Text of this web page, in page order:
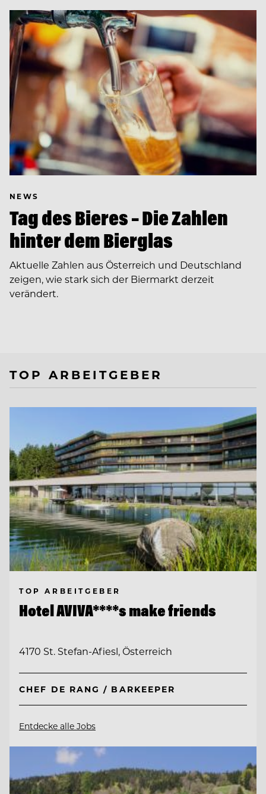
NEWS
Tag des Bieres – Die Zahlen
hinter dem Bierglas
Aktuelle Zahlen aus Österreich und Deutschland
zeigen, wie stark sich der Biermarkt derzeit
verändert.
TOP ARBEITGEBER
TOP ARBEITGEBER
Hotel AVIVA****s make friends
4170 St. Stefan-Afiesl, Österreich
CHEF DE RANG / BARKEEPER
Entdecke alle Jobs